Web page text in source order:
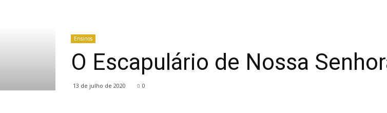
Ensinos
O Escapulário de Nossa
13 de julho de 2020 0